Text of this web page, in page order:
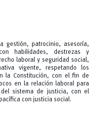
gestión, patrocinio, asesoría,
habilidades, destrezas y
laboral y seguridad social,
vigente, respetando los
la Constitución, con el fin de
en la relación laboral para
sistema de justicia, con el
con justicia social.